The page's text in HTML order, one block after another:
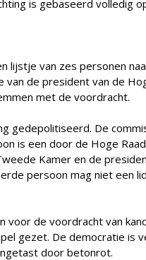
is gebaseerd volledig
lijstje van zes personen
de president van de
met de voordracht.
gedepolitiseerd. De
is een door de Hoge
Kamer en de
persoon mag niet een
de voordracht van
gezet. De democratie is
door betonrot.